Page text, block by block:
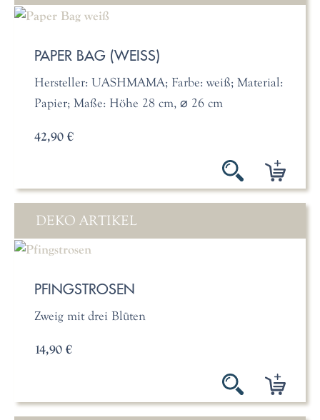
PAPER BAG (WEISS)
Hersteller: UASHMAMA; Farbe: weiß; Material:
Papier; Maße: Höhe 28 cm, ⌀ 26 cm
42,90 €
DEKO ARTIKEL
PFINGSTROSEN
Zweig mit drei Blüten
14,90 €